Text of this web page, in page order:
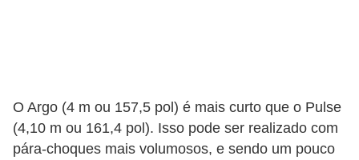
O Argo (4 m ou 157,5 pol) é mais curto que o Pulse
(4,10 m ou 161,4 pol). Isso pode ser realizado com
pára-choques mais volumosos, e sendo um pouco
d
a
s